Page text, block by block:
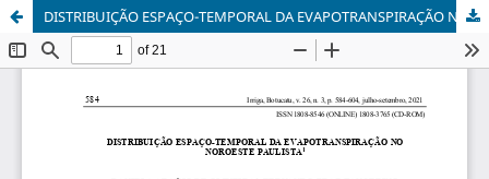
DISTRIBUIÇÃO ESPAÇO-TEMPORAL DA EVAPOTRANSPIRAÇÃO NO NOROESTE PAULISTA1